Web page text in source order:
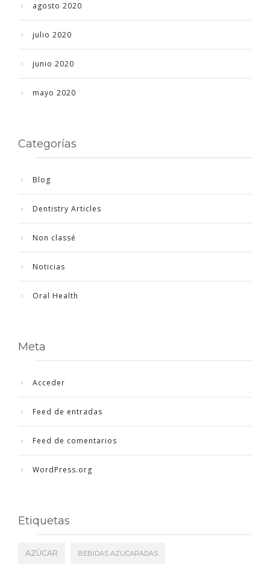
agosto 2020
julio 2020
junio 2020
mayo 2020
Categorías
Blog
Dentistry Articles
Non classé
Noticias
Oral Health
Meta
Acceder
Feed de entradas
Feed de comentarios
WordPress.org
Etiquetas
AZÚCAR BEBIDAS AZUCARADAS